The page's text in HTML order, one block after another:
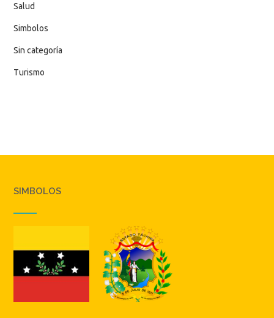
Salud
Simbolos
Sin categoría
Turismo
SIMBOLOS